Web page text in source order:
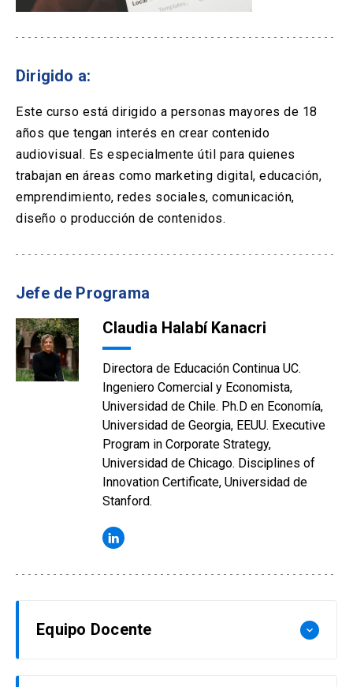
Dirigido a:
Este curso está dirigido a personas mayores de 18
años que tengan interés en crear contenido
audiovisual. Es especialmente útil para quienes
trabajan en áreas como marketing digital, educación,
emprendimiento, redes sociales, comunicación,
diseño o producción de contenidos.
Jefe de Programa
Claudia Halabí Kanacri
Directora de Educación Continua UC.
Ingeniero Comercial y Economista,
Universidad de Chile. Ph.D en Economía,
Universidad de Georgia, EEUU. Executive
Program in Corporate Strategy,
Universidad de Chicago. Disciplines of
Innovation Certificate, Universidad de
Stanford.
Equipo Docente keyboard_arrow_down